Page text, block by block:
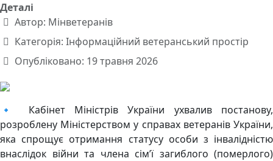
Деталі
Автор: Мінветеранів
Категорія: Інформаційний ветеранський простір
Опубліковано: 19 травня 2026
🔹 Кабінет Міністрів України ухвалив постанову,
розроблену Міністерством у справах ветеранів України,
яка спрощує отримання статусу особи з інвалідністю
внаслідок війни та члена сім’ї загиблого (померлого)